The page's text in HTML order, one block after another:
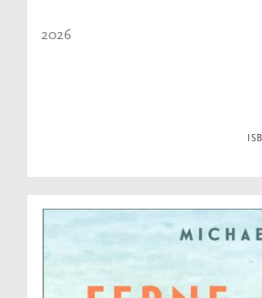
2026